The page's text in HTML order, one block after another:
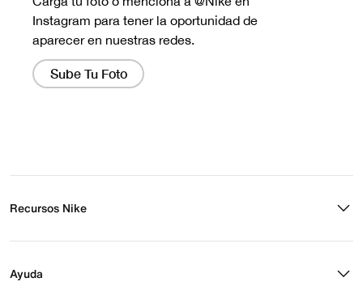
Recursos Nike
Regístrate para recibir correos
Ayuda